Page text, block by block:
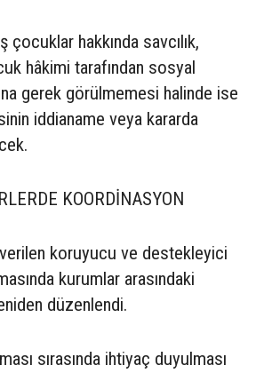
çocuklar hakkında savcılık,
hâkimi tarafından sosyal
gerek görülmemesi halinde ise
iddianame veya kararda
KOORDİNASYON
koruyucu ve destekleyici
kurumlar arasındaki
düzenlendi.
sırasında ihtiyaç duyulması